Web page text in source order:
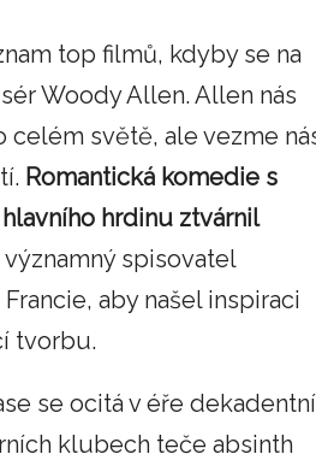
top filmů, kdyby se na
Woody Allen. Allen nás
celém světě, ale vezme
Romantická komedie s
hrdinu ztvárnil
významný spisovatel
aby našel inspiraci
tvorbu.
se ocitá v éře dekadentní
klubech teče absinth